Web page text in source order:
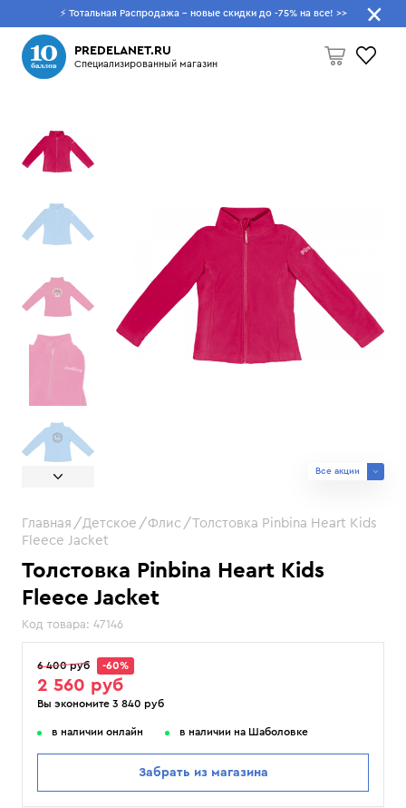
⚡ Тотальная Распродажа - новые скидки до -75% на все! >>
PREDELANET.RU
Специализированный магазин
Пусто
Что будем искать?
Толстовка Pinbina Heart Kids
Fleece Jacket
Код товара: 47146
Все акции
Главная Детское Флис
Толстовка Pinbina Heart Kids
Fleece Jacket
6 400 руб -60%
2 560 руб
Вы экономите 3 840 руб
в наличии онлайн в наличии на Шаболовке
Забрать из магазина